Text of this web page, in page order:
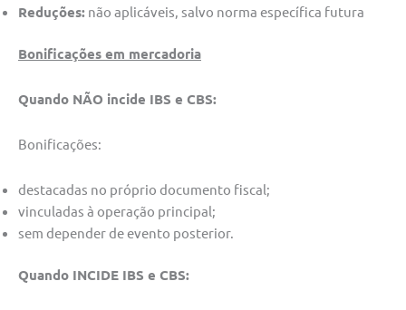
Reduções: não aplicáveis, salvo norma específica futura
Bonificações em mercadoria
Quando NÃO incide IBS e CBS:
Bonificações:
destacadas no próprio documento fiscal;
vinculadas à operação principal;
sem depender de evento posterior.
Quando INCIDE IBS e CBS: